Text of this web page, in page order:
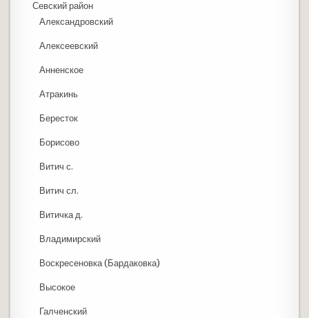
Севский район
Александровский
Алексеевский
Анненское
Атракинь
Бересток
Борисово
Витич с.
Витич сл.
Витичка д.
Владимирский
Воскресеновка (Бардаковка)
Высокое
Галченский